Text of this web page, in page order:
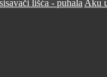
lišća - puhala Aku